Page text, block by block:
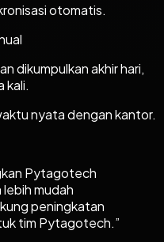
otomatis.
dikumpulkan akhir hari,
kali.
nyata dengan kantor.
Pytagotech
mudah
peningkatan
tim Pytagotech.”